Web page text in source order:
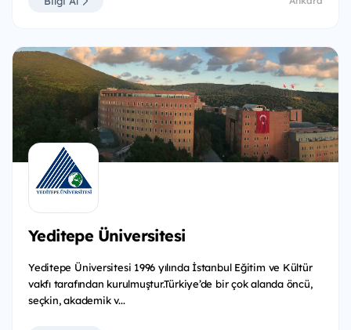
Yeditepe Üniversitesi
Yeditepe Üniversitesi 1996 yılında İstanbul Eğitim ve Kültür
vakfı tarafından kurulmuştur.Türkiye’de bir çok alanda öncü,
seçkin, akademik v...